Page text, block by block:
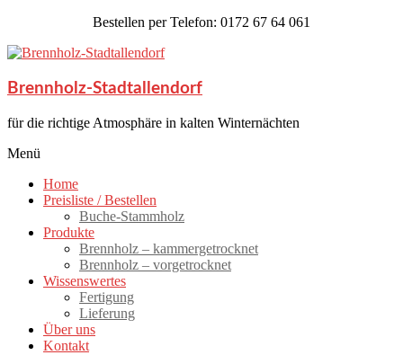
content
Bestellen per Telefon: 0172 67 64 061
Brennholz-Stadtallendorf
für die richtige Atmosphäre in kalten Winternächten
Menü
Home
Preisliste / Bestellen
Buche-Stammholz
Produkte
Brennholz – kammergetrocknet
Brennholz – vorgetrocknet
Wissenswertes
Fertigung
Lieferung
Über uns
Kontakt